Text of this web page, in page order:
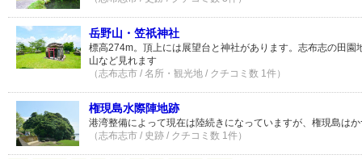
岳野山・笠祇神社
標高274m。頂上には展望台と神社があります。志布志の田園
山など見れます
（志布志市 / 名所・観光地 / クチコミ数 1件）
権現島水際陣地跡
港湾整備によって現在は陸続きになっていますが、権現島は
（志布志市 / 史跡 / クチコミ数 1件）